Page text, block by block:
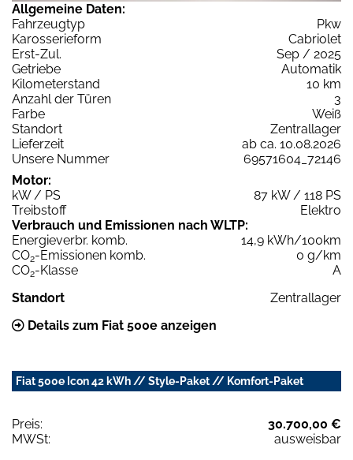
Allgemeine Daten:
Fahrzeugtyp
Pkw
Karosserieform
Cabriolet
Erst-Zul.
Sep / 2025
Getriebe
Automatik
Kilometerstand
10 km
Anzahl der Türen
3
Farbe
Weiß
Standort
Zentrallager
Lieferzeit
ab ca. 10.08.2026
Unsere Nummer
69571604_72146
Motor:
kW / PS
87 kW / 118 PS
Treibstoff
Elektro
Verbrauch und Emissionen nach WLTP:
Energieverbr. komb.
14,9 kWh/100km
CO2-Emissionen komb.
0 g/km
CO2-Klasse
A
Standort
Zentrallager
Details zum Fiat 500e anzeigen
Fiat 500e Icon 42 kWh // Style-Paket // Komfort-Paket
Preis:
30.700,00 €
MWSt:
ausweisbar